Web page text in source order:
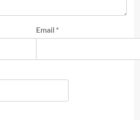
Email *